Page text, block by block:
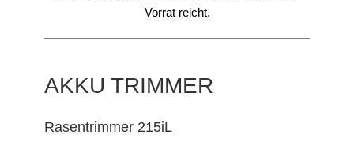
Vorrat reicht.
AKKU TRIMMER
Rasentrimmer 215iL